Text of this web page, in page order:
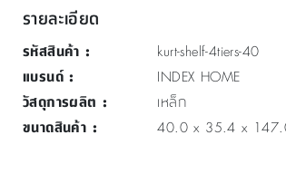
รายละเอียด
รหัสสินค้า :
kurt-shelf-4tiers-40
แบรนด์:
INDEX HOME
วัสดุการผลิต :
เหล็ก
ขนาดสินค้า : 40.0 x 35.4 x